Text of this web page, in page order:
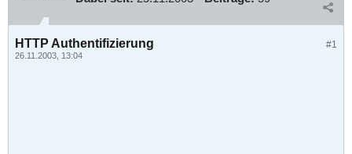
#1
HTTP Authentifizierung
26.11.2003, 13:04